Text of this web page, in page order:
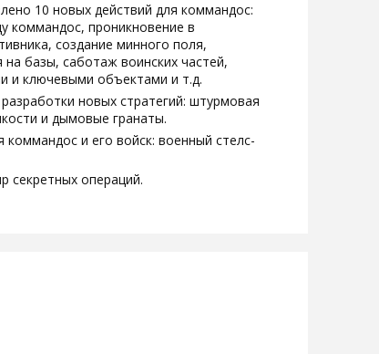
10 новых действий для коммандос:
коммандос, проникновение в
создание минного поля,
базы, саботаж воинских частей,
и ключевыми объектами и т.д.
новых стратегий: штурмовая
и дымовые гранаты.
и его войск: военный стелс-
секретных операций.